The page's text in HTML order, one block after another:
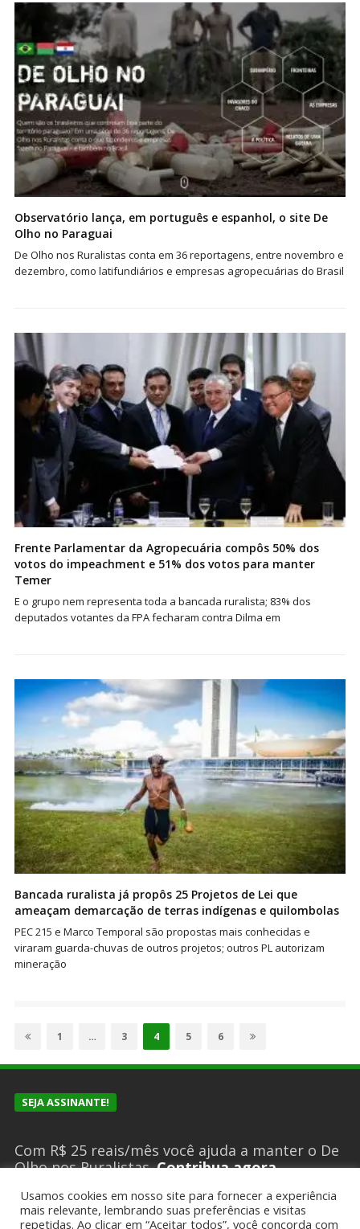
Observatório lança, em português e espanhol, o site De
Olho no Paraguai
De Olho nos Ruralistas conta em 36 reportagens, entre novembro e
dezembro, como latifundiários e empresas agropecuárias do Brasil
Frente Parlamentar da Agropecuária compôs 50% dos
votos do impeachment e 51% dos votos para manter
Temer
E o grupo nem representa toda a bancada ruralista; 83% dos
deputados votantes da FPA fecharam contra Dilma em
Bancada ruralista já propôs 25 Projetos de Lei que
ameaçam demarcação de terras indígenas e quilombolas
PEC 215 e Marco Temporal são propostas mais conhecidas e
viraram guarda-chuvas de outros projetos; outros PL autorizam
mineração
de
Page
1 … Page
3 Page
4 Page
5 Page
6
SEJA ASSINANTE!
Com R$ 25 reais/mês você ajuda a manter o De
Olho nos Ruralistas.Contribua agora
SUGESTÕES DE PAUTA?
Usamos cookies em nosso site para fornecer a experiência
mais relevante, lembrando suas preferências e visitas
repetidas. Ao clicar em “Aceitar todos”, você concorda com